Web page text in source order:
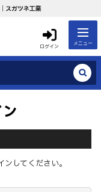
スガツネ工業
ログイン メニュー
してください。